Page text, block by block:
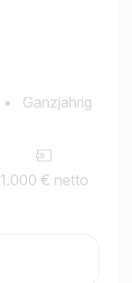
• Ganzjährig
1.000 € netto